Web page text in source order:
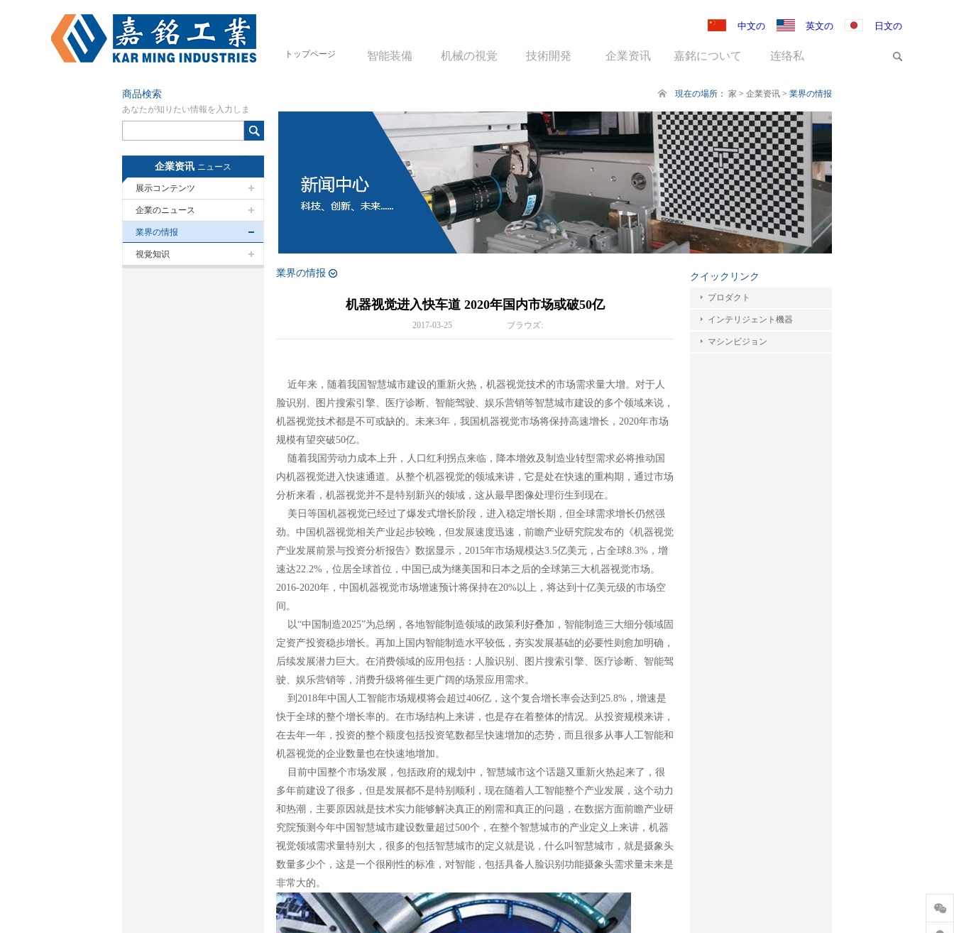
中文の 英文の 日文の
トップページ 智能装備 机械の視覚 技術開発 企業资讯 嘉銘について 连络私
商品検索
あなたが知りたい情報を入力しま
す。
企業资讯 ニュース
展示コンテンツ
企業のニュース
業界の情报
視覚知识
現在の場所： 家 > 企業资讯 > 業界の情报
クイックリンク
プロダクト
インテリジェント機器
マシンビジョン
業界の情报
机器视觉进入快车道 2020年国内市场或破50亿
2017-03-25 ブラウズ:
近年来，随着我国智慧城市建设的重新火热，机器视觉技术的市场需求量大增。对于人
脸识别、图片搜索引擎、医疗诊断、智能驾驶、娱乐营销等智慧城市建设的多个领域来说，
机器视觉技术都是不可或缺的。未来3年，我国机器视觉市场将保持高速增长，2020年市场
规模有望突破50亿。
随着我国劳动力成本上升，人口红利拐点来临，降本增效及制造业转型需求必将推动国
内机器视觉进入快速通道。从整个机器视觉的领域来讲，它是处在快速的重构期，通过市场
分析来看，机器视觉并不是特别新兴的领域，这从最早图像处理衍生到现在。
美日等国机器视觉已经过了爆发式增长阶段，进入稳定增长期，但全球需求增长仍然强
劲。中国机器视觉相关产业起步较晚，但发展速度迅速，前瞻产业研究院发布的《机器视觉
产业发展前景与投资分析报告》数据显示，2015年市场规模达3.5亿美元，占全球8.3%，增
速达22.2%，位居全球首位，中国已成为继美国和日本之后的全球第三大机器视觉市场。
2016-2020年，中国机器视觉市场增速预计将保持在20%以上，将达到十亿美元级的市场空
间。
以“中国制造2025”为总纲，各地智能制造领域的政策利好叠加，智能制造三大细分领域固
定资产投资稳步增长。再加上国内智能制造水平较低，夯实发展基础的必要性则愈加明确，
后续发展潜力巨大。在消费领域的应用包括：人脸识别、图片搜索引擎、医疗诊断、智能驾
驶、娱乐营销等，消费升级将催生更广阔的场景应用需求。
到2018年中国人工智能市场规模将会超过406亿，这个复合增长率会达到25.8%，增速是
快于全球的整个增长率的。在市场结构上来讲，也是存在着整体的情况。从投资规模来讲，
在去年一年，投资的整个额度包括投资笔数都呈快速增加的态势，而且很多从事人工智能和
机器视觉的企业数量也在快速地增加。
目前中国整个市场发展，包括政府的规划中，智慧城市这个话题又重新火热起来了，很
多年前建设了很多，但是发展都不是特别顺利，现在随着人工智能整个产业发展，这个动力
和热潮，主要原因就是技术实力能够解决真正的刚需和真正的问题，在数据方面前瞻产业研
究院预测今年中国智慧城市建设数量超过500个，在整个智慧城市的产业定义上来讲，机器
视觉领域需求量特别大，很多的包括智慧城市的定义就是说，什么叫智慧城市，就是摄象头
数量多少个，这是一个很刚性的标准，对智能，包括具备人脸识别功能摄象头需求量未来是
非常大的。